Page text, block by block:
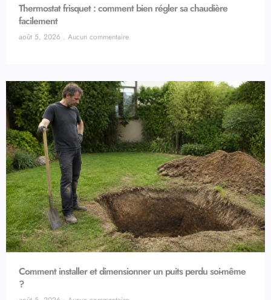
Thermostat frisquet : comment bien régler sa chaudière
facilement
août 5, 2026 Aucun commentaire
Comment installer et dimensionner un puits perdu soi-même
?